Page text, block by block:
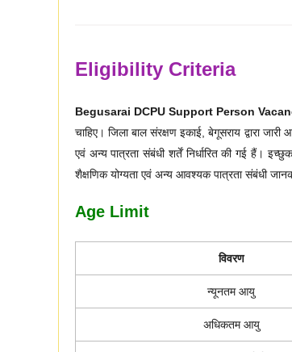
Eligibility Criteria
Begusarai DCPU Support Person
चाहिए। जिला बाल संरक्षण इकाई, बेगूसराय द्वारा
एवं अन्य पात्रता संबंधी शर्तें निर्धारित की गई हैं।
शैक्षणिक योग्यता एवं अन्य आवश्यक पात्रता संबंधी
Age Limit
विवरण
न्यूनतम आयु
अधिकतम आयु